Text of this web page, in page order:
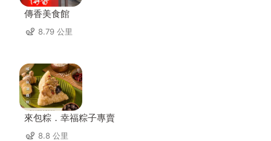
傳香美食館
8.79 公里
來包粽．幸福粽子專賣
8.8 公里